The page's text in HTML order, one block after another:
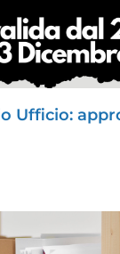
Ufficio: